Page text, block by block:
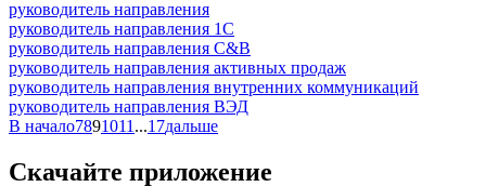
руководитель направления
руководитель направления 1С
руководитель направления C&B
руководитель направления активных продаж
руководитель направления внутренних коммуникаций
руководитель направления ВЭД
В начало7891011 ...17дальше
Скачайте приложение